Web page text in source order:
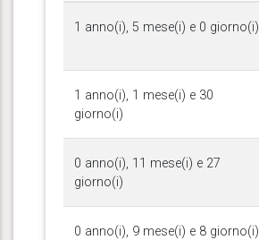
1 anno(i), 5 mese(i) e 0 giorno(i)
1 anno(i), 1 mese(i) e 30
giorno(i)
0 anno(i), 11 mese(i) e 27
giorno(i)
0 anno(i), 9 mese(i) e 8 giorno(i)